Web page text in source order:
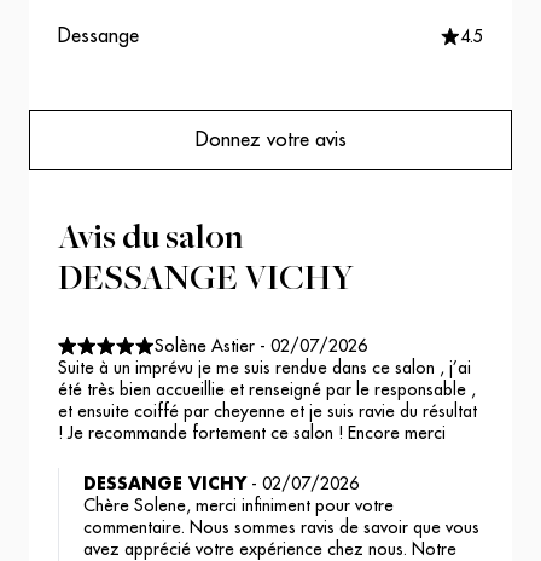
Avis du salon
DESSANGE VICHY
Solène Astier - 02/07/2026
Suite à un imprévu je me suis rendue dans ce salon , j’ai
été très bien accueillie et renseigné par le responsable ,
et ensuite coiffé par cheyenne et je suis ravie du résultat
! Je recommande fortement ce salon ! Encore merci
DESSANGE VICHY - 02/07/2026
Chère Solene, merci infiniment pour votre
commentaire. Nous sommes ravis de savoir que vous
avez apprécié votre expérience chez nous. Notre
Dessange 4.5
Donnez votre avis